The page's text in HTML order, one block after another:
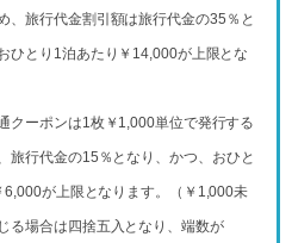
、旅行代金割引額は旅行代金の35％と
ひとり1泊あたり￥14,000が上限とな
クーポンは1枚￥1,000単位で発行する
旅行代金の15％となり、かつ、おひと
6,000が上限となります。（￥1,000未
る場合は四捨五入となり、端数が